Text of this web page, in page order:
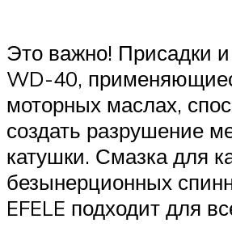
Это важно! Присадки
WD-40,
моторных маслах,
создать разрушение
катушки. Смазка для
безынерционных
EFELE подходит для